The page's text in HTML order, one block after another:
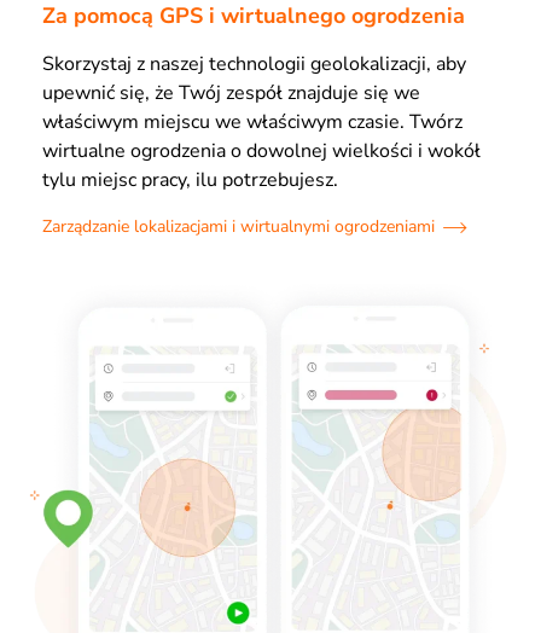
Za pomocą GPS i wirtualnego ogrodzenia
Skorzystaj z naszej technologii geolokalizacji, aby
upewnić się, że Twój zespół znajduje się we
właściwym miejscu we właściwym czasie. Twórz
wirtualne ogrodzenia o dowolnej wielkości i wokół
tylu miejsc pracy, ilu potrzebujesz.
Zarządzanie lokalizacjami i wirtualnymi ogrodzeniami